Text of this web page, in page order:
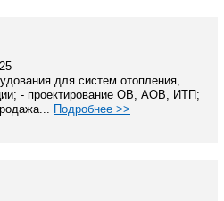
для систем отопления,
- проектирование ОВ, АОВ, ИТП;
Подробнее >>